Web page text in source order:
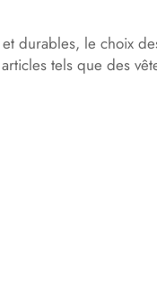
durables, le choix
tels que des
des matériaux